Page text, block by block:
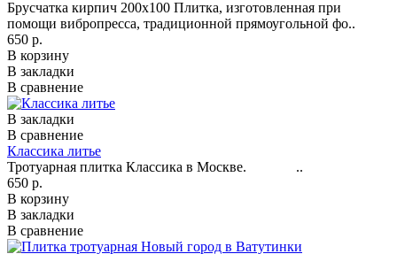
Брусчатка кирпич 200x100 Плитка, изготовленная при
помощи вибропресса, традиционной прямоугольной фо..
650 р.
В корзину
В закладки
В сравнение
В закладки
В сравнение
Классика литье
Тротуарная плитка Классика в Москве. ..
650 р.
В корзину
В закладки
В сравнение